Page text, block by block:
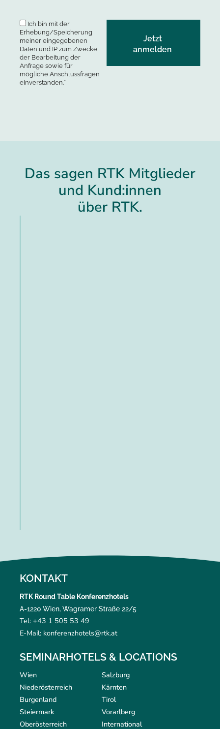
Ich bin mit der
Erhebung/Speicherung
meiner eingegebenen
Daten und IP zum Zwecke
der Bearbeitung der
Anfrage sowie für
mögliche Anschlussfragen
einverstanden.*
Das sagen RTK Mitglieder
und Kund:innen
über RTK.
KONTAKT
RTK Round Table Konferenzhotels
A-1220 Wien, Wagramer Straße 22/5
Tel: +43 1 505 53 49
E-Mail: konferenzhotels@rtk.at
SEMINARHOTELS & LOCATIONS
Wien
Niederösterreich
Burgenland
Steiermark
Oberösterreich
Salzburg
Kärnten
Tirol
Vorarlberg
International